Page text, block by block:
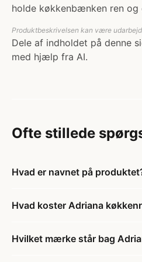
holde køkkenbænken ren og
Produktbeskrivelsen kan være
Dele af indholdet på denne
med hjælp fra AI.
Ofte stillede
Hvad er navnet på
Hvad koster Adriana
Hvilket mærke står bag